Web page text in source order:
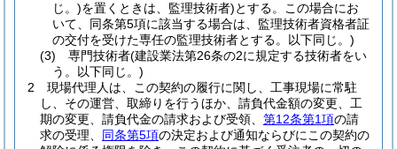
じ。)を置くときは、監理技術者)とする。この場合にお
いて、同条第5項に該当する場合は、監理技術者資格者証
の交付を受けた専任の監理技術者とする。以下同じ。)
(3)
専門技術者(建設業法第26条の2に規定する技術者をい
う。以下同じ。)
2
現場代理人は、この契約の履行に関し、工事現場に常駐
し、その運営、取締りを行うほか、請負代金額の変更、工
期の変更、請負代金の請求および受領、 第12条第1項の請
求の受理、 同条第5項の決定および通知ならびにこの契約の